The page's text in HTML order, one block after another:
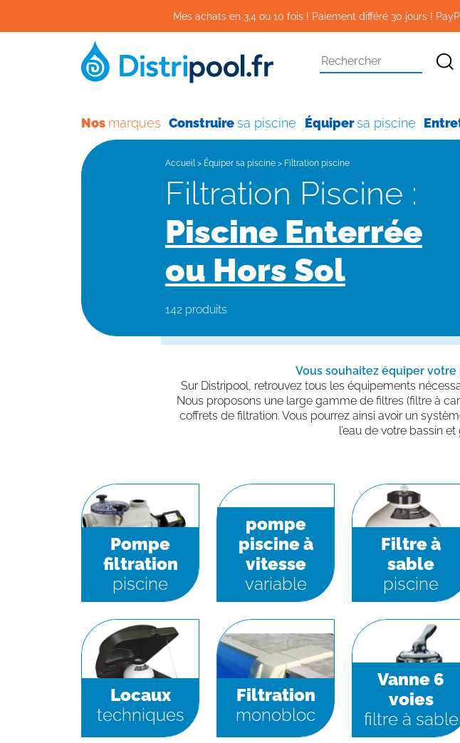
Mes achats en 3,4 ou 10 fois ! Paiement différé 30 jours !
Nos marques Construiresa piscine Équipersa piscine
Accueil > Équiper sa piscine> Filtration piscine
Filtration Piscine :
Piscine Enterrée
ou Hors Sol
142 produits
Vous souhaitez équiper
Sur Distripool, retrouvez tous les équipements
Nous proposons une large gamme de filtres (filtre à
coffrets de filtration. Vous pourrez ainsi avoir un
l’eau de votre bassin
Pompe
filtration
piscine
pompe
piscine à
vitesse
variable
Filtre à
sable
piscine
Locaux
techniques
Filtration
monobloc
Vanne 6
voies
filtre à sable